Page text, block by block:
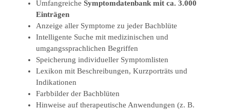
Umfangreiche Symptomdatenbank mit ca. 3.000
Einträgen
Anzeige aller Symptome zu jeder Bachblüte
Intelligente Suche mit medizinischen und
umgangssprachlichen Begriffen
Speicherung individueller Symptomlisten
Lexikon mit Beschreibungen, Kurzporträts und
Indikationen
Farbbilder der Bachblüten
Hinweise auf therapeutische Anwendungen (z. B.